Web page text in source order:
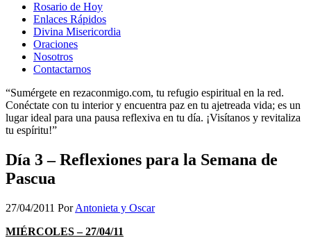
Rosario de Hoy
Enlaces Rápidos
Divina Misericordia
Oraciones
Nosotros
Contactarnos
“Sumérgete en rezaconmigo.com, tu refugio espiritual en la red.
Conéctate con tu interior y encuentra paz en tu ajetreada vida; es un
lugar ideal para una pausa reflexiva en tu día. ¡Visítanos y revitaliza
tu espíritu!”
Día 3 – Reflexiones para la Semana de
Pascua
27/04/2011 PorAntonieta y Oscar
MIÉRCOLES – 27/04/11